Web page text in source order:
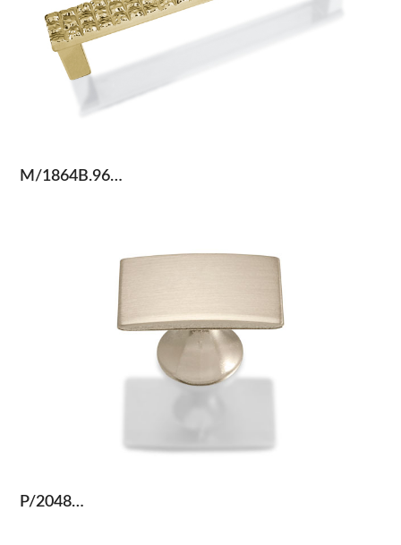
M/1864B.96…
P/2048…